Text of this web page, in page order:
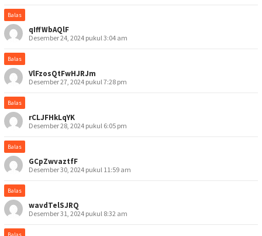
Balas
qIffWbAQlF
Desember 24, 2024 pukul 3:04 am
Balas
VlFzosQtFwHJRJm
Desember 27, 2024 pukul 7:28 pm
Balas
rCLJFHkLqYK
Desember 28, 2024 pukul 6:05 pm
Balas
GCpZwvaztfF
Desember 30, 2024 pukul 11:59 am
Balas
wavdTelSJRQ
Desember 31, 2024 pukul 8:32 am
Balas